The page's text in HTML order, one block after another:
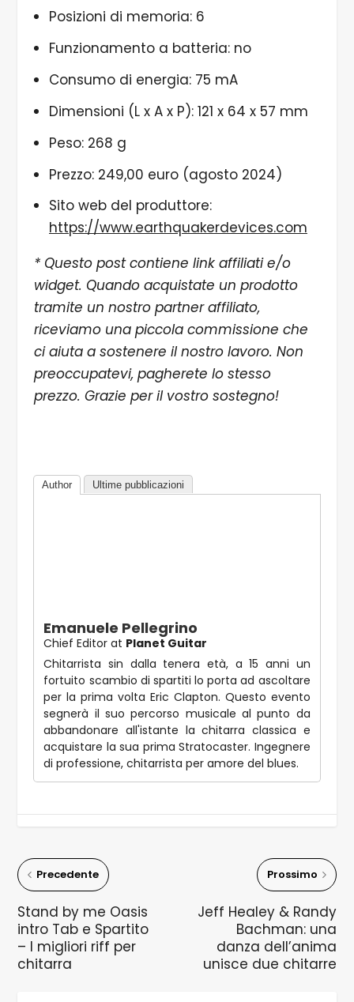
Posizioni di memoria: 6
Funzionamento a batteria: no
Consumo di energia: 75 mA
Dimensioni (L x A x P): 121 x 64 x 57 mm
Peso: 268 g
Prezzo: 249,00 euro (agosto 2024)
Sito web del produttore:
https://www.earthquakerdevices.com
* Questo post contiene link affiliati e/o
widget. Quando acquistate un prodotto
tramite un nostro partner affiliato,
riceviamo una piccola commissione che
ci aiuta a sostenere il nostro lavoro. Non
preoccupatevi, pagherete lo stesso
prezzo. Grazie per il vostro sostegno!
Author Ultime pubblicazioni
Emanuele Pellegrino
Chief Editor at Planet Guitar
Chitarrista sin dalla tenera età, a 15 anni un
fortuito scambio di spartiti lo porta ad ascoltare
per la prima volta Eric Clapton. Questo evento
segnerà il suo percorso musicale al punto da
abbandonare all'istante la chitarra classica e
acquistare la sua prima Stratocaster. Ingegnere
di professione, chitarrista per amore del blues.
Precedente
Stand by me Oasis
intro Tab e Spartito
– I migliori riff per
chitarra
Prossimo
Jeff Healey & Randy
Bachman: una
danza dell’anima
unisce due chitarre